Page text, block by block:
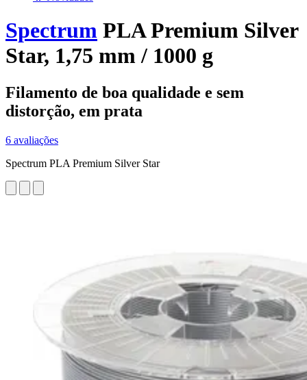
Spectrum PLA Premium Silver
Star, 1,75 mm / 1000 g
Filamento de boa qualidade e sem
distorção, em prata
6 avaliações
Spectrum PLA Premium Silver Star